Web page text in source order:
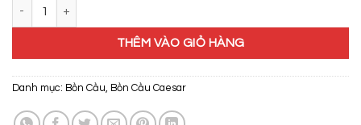
THÊM VÀO GIỎ HÀNG
Danh mục: Bồn Cầu, Bồn Cầu Caesar